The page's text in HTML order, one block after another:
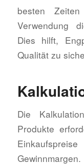
besten
Verwendung
Dies hilft,
Qualität zu
Die
Produkte